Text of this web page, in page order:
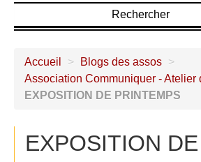
Accueil > Blogs des assos >
Association Communiquer - Atelier
EXPOSITION DE PRINTEMPS
EXPOSITION DE